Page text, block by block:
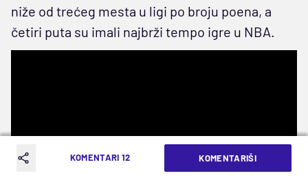
niže od trećeg mesta u ligi po broju poena, a
četiri puta su imali najbrži tempo igre u NBA.
KOMENTARI 12 KOMENTARIŠI